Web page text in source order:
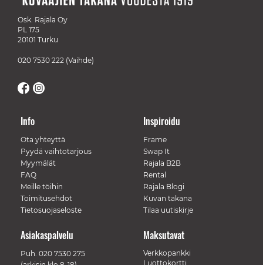
Osk. Rajala Oy
PL 175
20101 Turku
020 7530 222 (Vaihde)
Info
Ota yhteyttä
Pyydä vaihtotarjous
Myymälät
FAQ
Meille töihin
Toimitusehdot
Tietosuojaseloste
Inspiroidu
Frame
Swap It
Rajala B2B
Rental
Rajala Blogi
Kuvan takana
Tilaa uutiskirje
Maksutavat
Verkkopankki
Luottokortti
Asiakaspalvelu
Puh. 020 7530 275